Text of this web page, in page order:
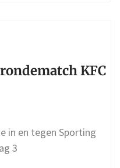
KFC
in en tegen Sporting
3